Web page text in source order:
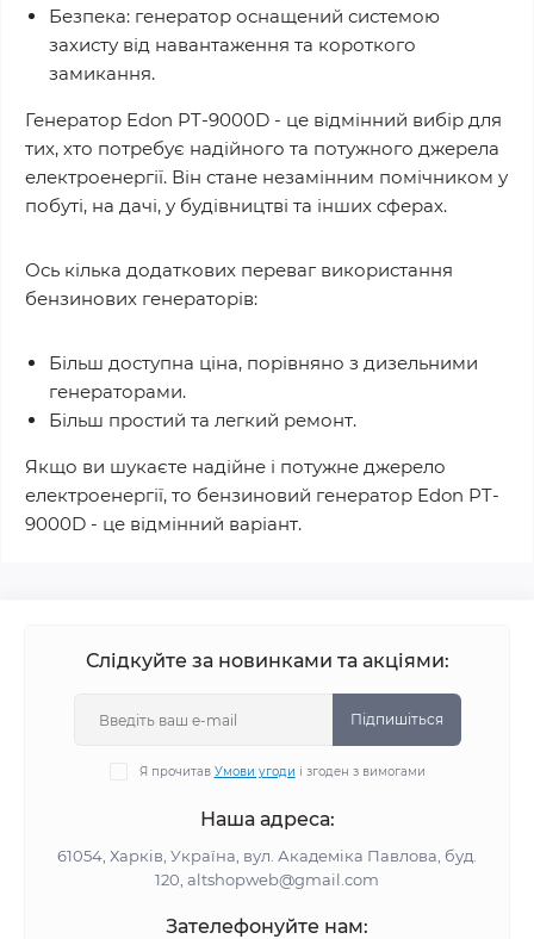
Безпека: генератор оснащений системою
захисту від навантаження та короткого
замикання.
Генератор Edon PT-9000D - це відмінний вибір для
тих, хто потребує надійного та потужного джерела
електроенергії. Він стане незамінним помічником у
побуті, на дачі, у будівництві та інших сферах.
Ось кілька додаткових переваг використання
бензинових генераторів:
Більш доступна ціна, порівняно з дизельними
генераторами.
Більш простий та легкий ремонт.
Якщо ви шукаєте надійне і потужне джерело
електроенергії, то бензиновий генератор Edon PT-
9000D - це відмінний варіант.
Слідкуйте за новинками та акціями:
Підпишіться
Я прочитав Умови угоди і згоден з вимогами
Наша адреса:
61054, Харків, Україна, вул. Академіка Павлова, буд.
120, altshopweb@gmail.com
Зателефонуйте нам: